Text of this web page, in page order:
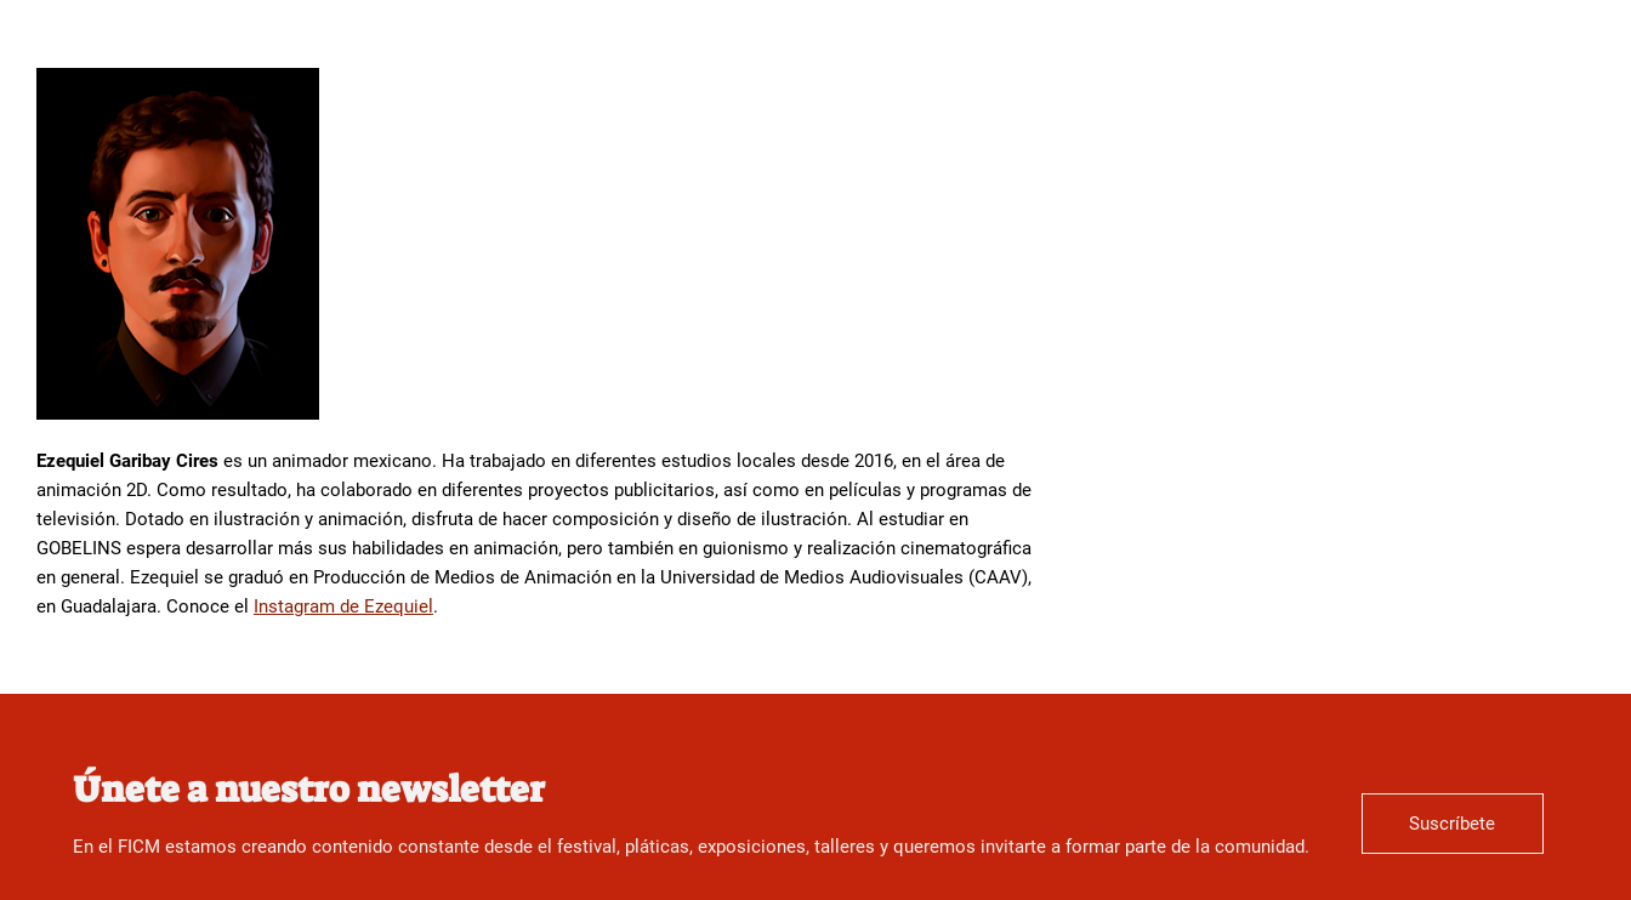
Ezequiel Garibay Cires es un animador mexicano. Ha trabajado en diferentes estudios locales desde 2016, en el área de
animación 2D. Como resultado, ha colaborado en diferentes proyectos publicitarios, así como en películas y programas de
televisión. Dotado en ilustración y animación, disfruta de hacer composición y diseño de ilustración. Al estudiar en
GOBELINS espera desarrollar más sus habilidades en animación, pero también en guionismo y realización cinematográfica
en general. Ezequiel se graduó en Producción de Medios de Animación en la Universidad de Medios Audiovisuales (CAAV),
en Guadalajara. Conoce el Instagram de Ezequiel .
Únete a nuestro newsletter
En el FICM estamos creando contenido constante desde el festival, pláticas, exposiciones, talleres y queremos invitarte a formar parte de la comunidad.
Suscríbete